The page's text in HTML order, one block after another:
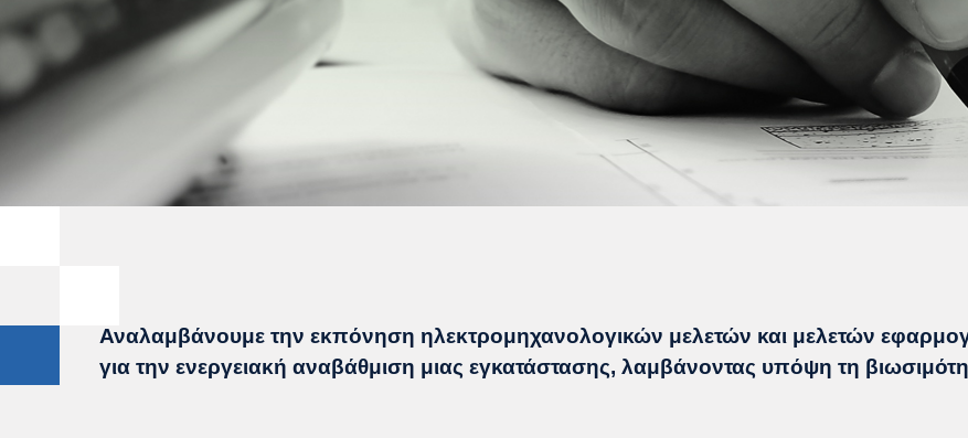
Αναλαμβάνουμε την εκπόνηση ηλεκτρομηχανολογικών μελετών και μελετών
για την ενεργειακή αναβάθμιση μιας εγκατάστασης, λαμβάνοντας υπόψη τη